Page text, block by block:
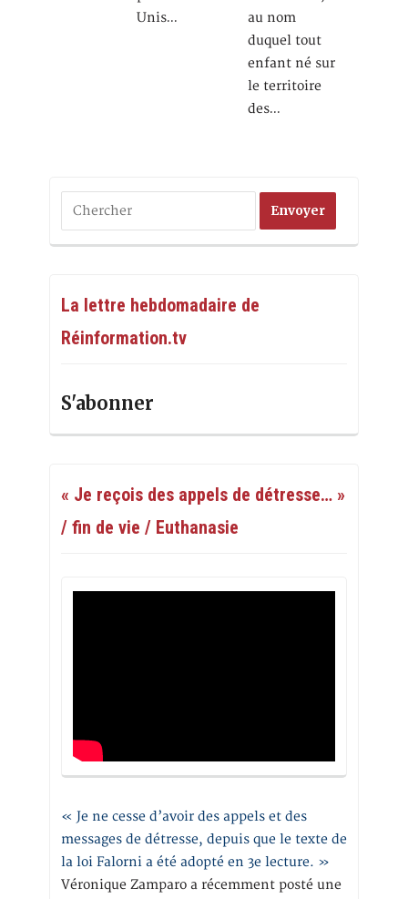
Unis…
au nom
duquel tout
enfant né sur
le territoire
des…
La lettre hebdomadaire de
Réinformation.tv
S'abonner
« Je reçois des appels de détresse… »
/ fin de vie / Euthanasie
« Je ne cesse d’avoir des appels et des
messages de détresse, depuis que le texte de
la loi Falorni a été adopté en 3e lecture. »
Véronique Zamparo a récemment posté une